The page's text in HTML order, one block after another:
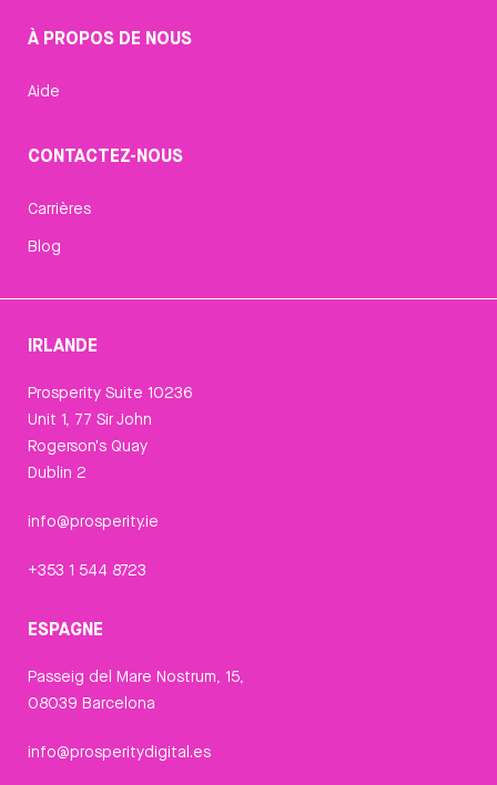
À PROPOS DE NOUS
Aide
CONTACTEZ-NOUS
Carrières
Blog
IRLANDE
Prosperity Suite 10236
Unit 1, 77 Sir John
Rogerson's Quay
Dublin 2
info@prosperity.ie
+353 1 544 8723
ESPAGNE
Passeig del Mare Nostrum, 15,
08039 Barcelona
info@prosperitydigital.es